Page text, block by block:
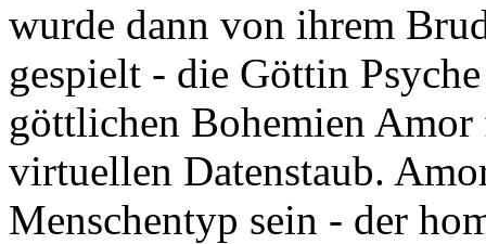
wurde dann von ihrem
gespielt - die Göttin
göttlichen Bohemien
virtuellen Datenstaub.
Menschentyp sein - der